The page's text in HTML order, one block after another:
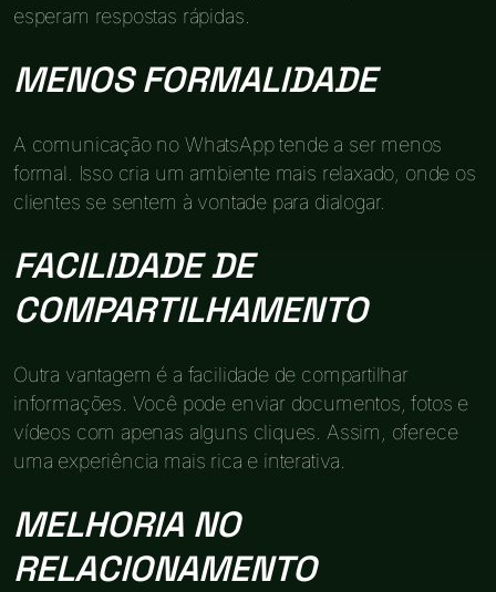
esperam respostas rápidas.
MENOS FORMALIDADE
A comunicação no WhatsApp tende a ser menos
formal. Isso cria um ambiente mais relaxado, onde os
clientes se sentem à vontade para dialogar.
FACILIDADE DE
COMPARTILHAMENTO
Outra vantagem é a facilidade de compartilhar
informações. Você pode enviar documentos, fotos e
vídeos com apenas alguns cliques. Assim, oferece
uma experiência mais rica e interativa.
MELHORIA NO
RELACIONAMENTO